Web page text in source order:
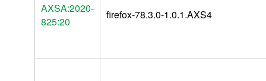
AXSA:2020-
825:20
firefox-78.3.0-1.0.1.AXS4